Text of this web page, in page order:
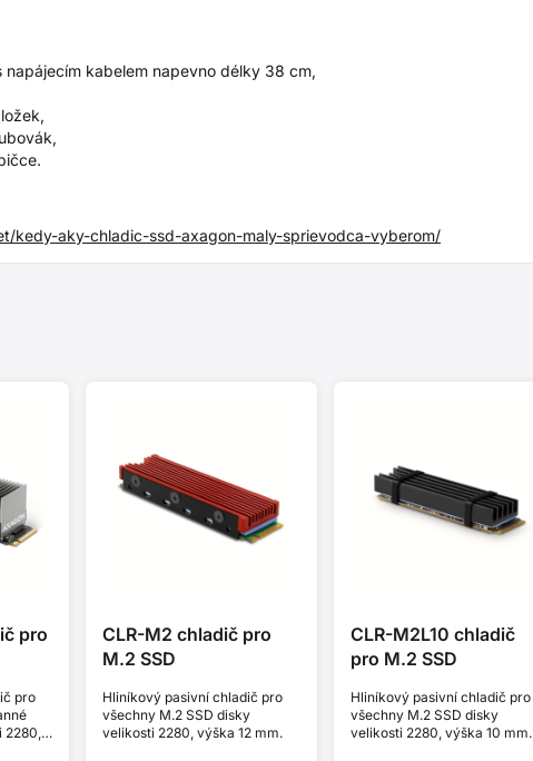
napájecím kabelem napevno délky 38 cm,
kedy-aky-chladic-ssd-axagon-maly-sprievodca-vyberom/
pro
pro
2280,
CLR-M2 chladič pro
M.2 SSD
Hliníkový pasivní chladič pro
všechny M.2 SSD disky
velikosti 2280, výška 12 mm.
CLR-M2L10 chladič
pro M.2 SSD
Hliníkový pasivní chladič pro
všechny M.2 SSD disky
velikosti 2280, výška 10 mm.